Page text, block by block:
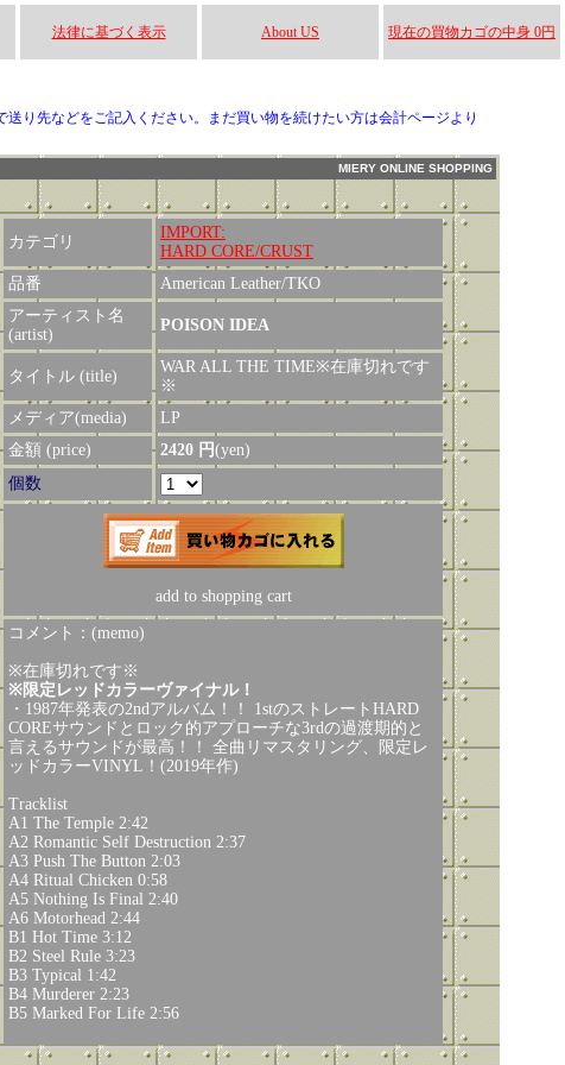
法律に基づく表示 About US 現在の買物カゴの中身 0円
り先などをご記入ください。まだ買い物を続けたい方は会計ページより
MIERY ONLINE SHOPPING
カテゴリ
IMPORT:
HARD CORE/CRUST
品番
American Leather/TKO
アーティスト名
(artist)
POISON IDEA
タイトル (title)
WAR ALL THE TIME※在庫切れです
※
メディア(media)
LP
金額 (price)
2420 円(yen)
個数
add to shopping cart
コメント：(memo)
※在庫切れです※
※限定レッドカラーヴァイナル！
・1987年発表の2ndアルバム！！ 1stのストレートHARD
COREサウンドとロック的アプローチな3rdの過渡期的と
言えるサウンドが最高！！ 全曲リマスタリング、限定レ
ッドカラーVINYL！(2019年作)
Tracklist
A1 The Temple 2:42
A2 Romantic Self Destruction 2:37
A3 Push The Button 2:03
A4 Ritual Chicken 0:58
A5 Nothing Is Final 2:40
A6 Motorhead 2:44
B1 Hot Time 3:12
B2 Steel Rule 3:23
B3 Typical 1:42
B4 Murderer 2:23
B5 Marked For Life 2:56